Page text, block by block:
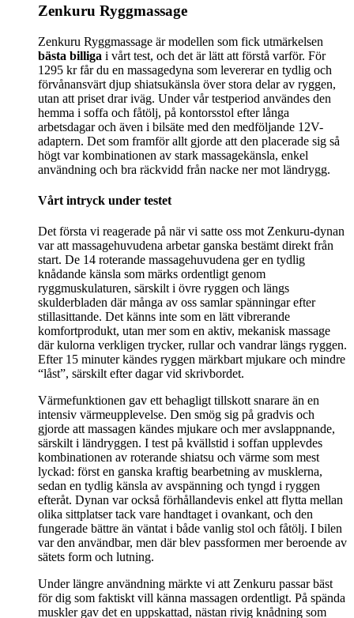
Zenkuru Ryggmassage
Zenkuru Ryggmassage är modellen som fick utmärkelsen
bästa billiga i vårt test, och det är lätt att förstå varför. För
1295 kr får du en massagedyna som levererar en tydlig och
förvånansvärt djup shiatsukänsla över stora delar av ryggen,
utan att priset drar iväg. Under vår testperiod användes den
hemma i soffa och fåtölj, på kontorsstol efter långa
arbetsdagar och även i bilsäte med den medföljande 12V-
adaptern. Det som framför allt gjorde att den placerade sig så
högt var kombinationen av stark massagekänsla, enkel
användning och bra räckvidd från nacke ner mot ländrygg.
Vårt intryck under testet
Det första vi reagerade på när vi satte oss mot Zenkuru-dynan
var att massagehuvudena arbetar ganska bestämt direkt från
start. De 14 roterande massagehuvudena ger en tydlig
knådande känsla som märks ordentligt genom
ryggmuskulaturen, särskilt i övre ryggen och längs
skulderbladen där många av oss samlar spänningar efter
stillasittande. Det känns inte som en lätt vibrerande
komfortprodukt, utan mer som en aktiv, mekanisk massage
där kulorna verkligen trycker, rullar och vandrar längs ryggen.
Efter 15 minuter kändes ryggen märkbart mjukare och mindre
“låst”, särskilt efter dagar vid skrivbordet.
Värmefunktionen gav ett behagligt tillskott snarare än en
intensiv värmeupplevelse. Den smög sig på gradvis och
gjorde att massagen kändes mjukare och mer avslappnande,
särskilt i ländryggen. I test på kvällstid i soffan upplevdes
kombinationen av roterande shiatsu och värme som mest
lyckad: först en ganska kraftig bearbetning av musklerna,
sedan en tydlig känsla av avspänning och tyngd i ryggen
efteråt. Dynan var också förhållandevis enkel att flytta mellan
olika sittplatser tack vare handtaget i ovankant, och den
fungerade bättre än väntat i både vanlig stol och fåtölj. I bilen
var den användbar, men där blev passformen mer beroende av
sätets form och lutning.
Under längre användning märkte vi att Zenkuru passar bäst
för dig som faktiskt vill känna massagen ordentligt. På spända
muskler gav det en uppskattad, nästan rivig knådning som